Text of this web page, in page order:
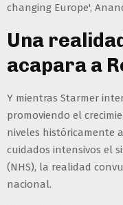
changing Europe',
Una
acapara a
Y mientras Starmer
promoviendo el
niveles históricamente
cuidados intensivos el
(NHS), la realidad
nacional.